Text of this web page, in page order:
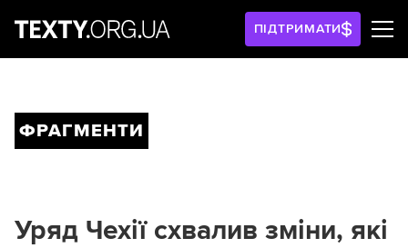
ПІДТРИМАТИ
ФРАГМЕНТИ
Уряд Чехії схвалив зміни, які